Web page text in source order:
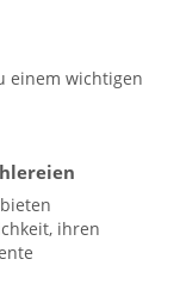
einem wichtigen
ihren